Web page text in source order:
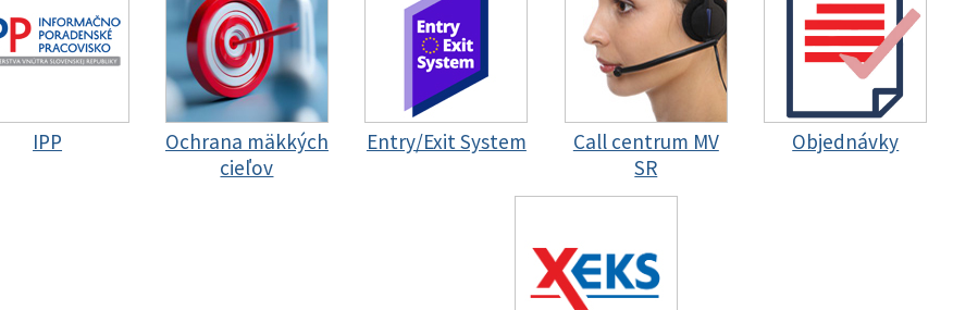
IPP
Ochrana mäkkých
cieľov
Entry/Exit System
Call centrum MV
SR
Objednávky